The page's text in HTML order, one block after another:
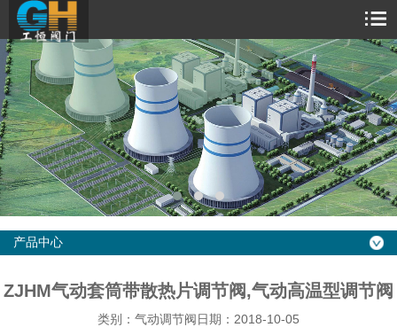
产品中心
ZJHM气动套筒带散热片调节阀,气动高温型调节阀
类别：气动调节阀日期：2018-10-05